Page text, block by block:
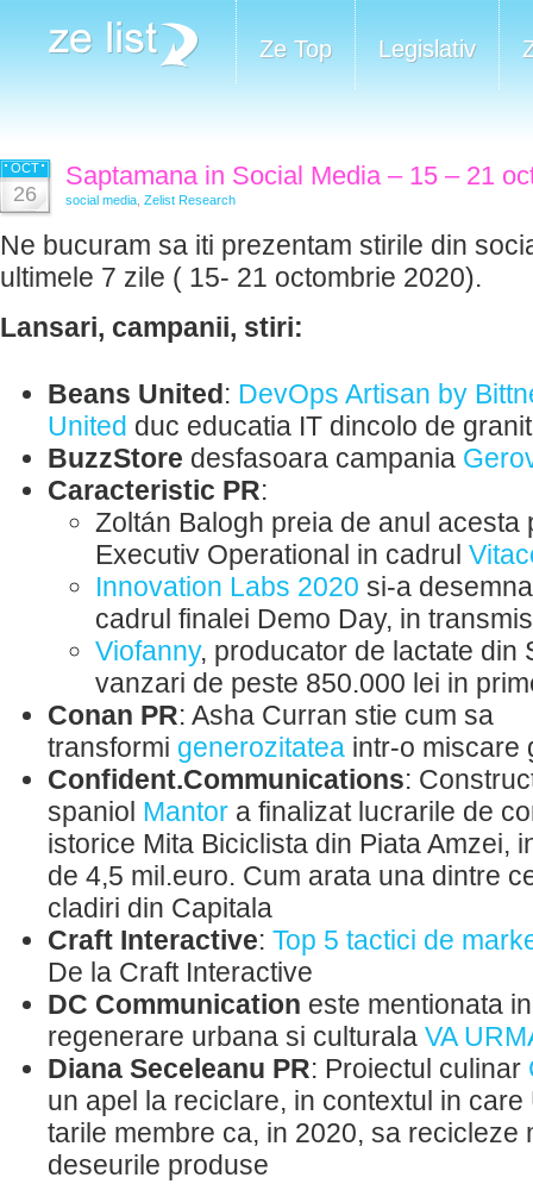
Ze Top Legislativ
OCT
26
Saptamana in Social Media – 15 – 21
social media Zelist Research
Ne bucuram sa iti prezentam stirile din
ultimele 7 zile ( 15- 21 octombrie 2020).
Lansari, campanii, stiri:
Beans United: DevOps Artisan by
United duc educatia IT dincolo de
BuzzStore desfasoara campania
Caracteristic PR:
Zoltán Balogh preia de anul acesta
Executiv Operational in cadrul
Innovation Labs 2020 si-a
cadrul finalei Demo Day, in
Viofanny, producator de lactate din
vanzari de peste 850.000 lei in
Conan PR: Asha Curran stie cum sa
transformi generozitatea intr-o miscare
Confident.Communications:
spaniol Mantor a finalizat lucrarile de
istorice Mita Biciclista din Piata Amzei,
de 4,5 mil.euro. Cum arata una dintre
cladiri din Capitala
Craft Interactive: Top 5 tactici de
De la Craft Interactive
DC Communication este mentionata
regenerare urbana si culturala VA
Diana Seceleanu PR: Proiectul culinar
un apel la reciclare, in contextul in care
tarile membre ca, in 2020, sa recicleze
deseurile produse